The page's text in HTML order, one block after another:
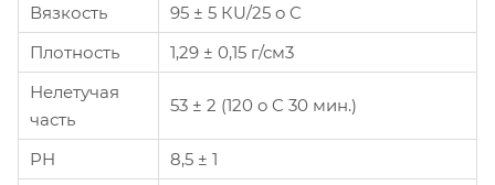
Вязкость
95 ± 5 КU/25 o C
Плотность
1,29 ± 0,15 г/см3
Нелетучая
часть
53 ± 2 (120 o C 30 мин.)
PH 8,5 ± 1